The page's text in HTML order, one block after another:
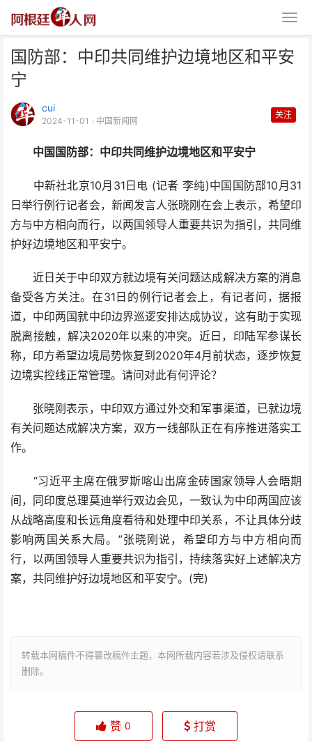
国防部：中印共同维护边境地区和平安
宁
cui
2024-11-01 · 中国新闻网
关注
中国国防部：中印共同维护边境地区和平安宁
中新社北京10月31日电 (记者 李纯)中国国防部10月31
日举行例行记者会，新闻发言人张晓刚在会上表示，希望印
方与中方相向而行，以两国领导人重要共识为指引，共同维
护好边境地区和平安宁。
近日关于中印双方就边境有关问题达成解决方案的消息
备受各方关注。在31日的例行记者会上，有记者问，据报
道，中印两国就中印边界巡逻安排达成协议，这有助于实现
脱离接触，解决2020年以来的冲突。近日，印陆军参谋长
称，印方希望边境局势恢复到2020年4月前状态，逐步恢复
边境实控线正常管理。请问对此有何评论？
张晓刚表示，中印双方通过外交和军事渠道，已就边境
有关问题达成解决方案，双方一线部队正在有序推进落实工
作。
“习近平主席在俄罗斯喀山出席金砖国家领导人会晤期
间，同印度总理莫迪举行双边会见，一致认为中印两国应该
从战略高度和长远角度看待和处理中印关系，不让具体分歧
影响两国关系大局。”张晓刚说，希望印方与中方相向而
行，以两国领导人重要共识为指引，持续落实好上述解决方
案，共同维护好边境地区和平安宁。(完)
转载本网稿件不得篡改稿件主题，本网所载内容若涉及侵权请联系
删除。
国防部：中印共同维护边境地区和
平安宁
赞 0 打赏